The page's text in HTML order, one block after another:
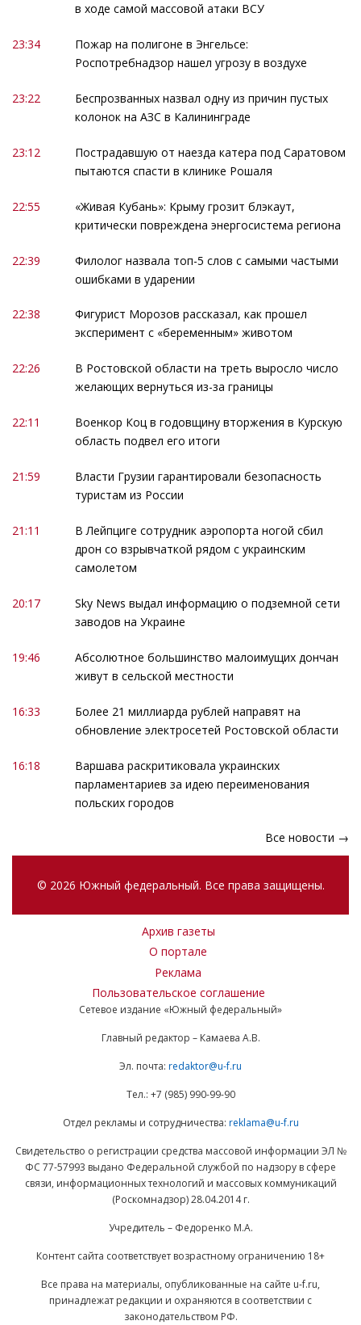
в ходе самой массовой атаки ВСУ
23:34
Пожар на полигоне в Энгельсе:
Роспотребнадзор нашел угрозу в воздухе
23:22
Беспрозванных назвал одну из причин пустых
колонок на АЗС в Калининграде
23:12
Пострадавшую от наезда катера под Саратовом
пытаются спасти в клинике Рошаля
22:55
«Живая Кубань»: Крыму грозит блэкаут,
критически повреждена энергосистема региона
22:39
Филолог назвала топ-5 слов с самыми частыми
ошибками в ударении
22:38
Фигурист Морозов рассказал, как прошел
эксперимент с «беременным» животом
22:26
В Ростовской области на треть выросло число
желающих вернуться из-за границы
22:11
Военкор Коц в годовщину вторжения в Курскую
область подвел его итоги
21:59
Власти Грузии гарантировали безопасность
туристам из России
21:11
В Лейпциге сотрудник аэропорта ногой сбил
дрон со взрывчаткой рядом с украинским
самолетом
20:17
Sky News выдал информацию о подземной сети
заводов на Украине
19:46
Абсолютное большинство малоимущих дончан
живут в сельской местности
16:33
Более 21 миллиарда рублей направят на
обновление электросетей Ростовской области
16:18
Варшава раскритиковала украинских
парламентариев за идею переименования
польских городов
Все новости →
© 2026 Южный федеральный. Все права защищены.
Архив газеты
О портале
Реклама
Пользовательское соглашение
Сетевое издание «Южный федеральный»
Главный редактор – Камаева А.В.
Эл. почта: redaktor@u-f.ru
Тел.: +7 (985) 990-99-90
Отдел рекламы и сотрудничества: reklama@u-f.ru
Свидетельство о регистрации средства массовой информации ЭЛ №
ФС 77-57993 выдано Федеральной службой по надзору в сфере
связи, информационных технологий и массовых коммуникаций
(Роскомнадзор) 28.04.2014 г.
Учредитель – Федоренко М.А.
Контент сайта соответствует возрастному ограничению 18+
Все права на материалы, опубликованные на сайте u-f.ru,
принадлежат редакции и охраняются в соответствии с
законодательством РФ.